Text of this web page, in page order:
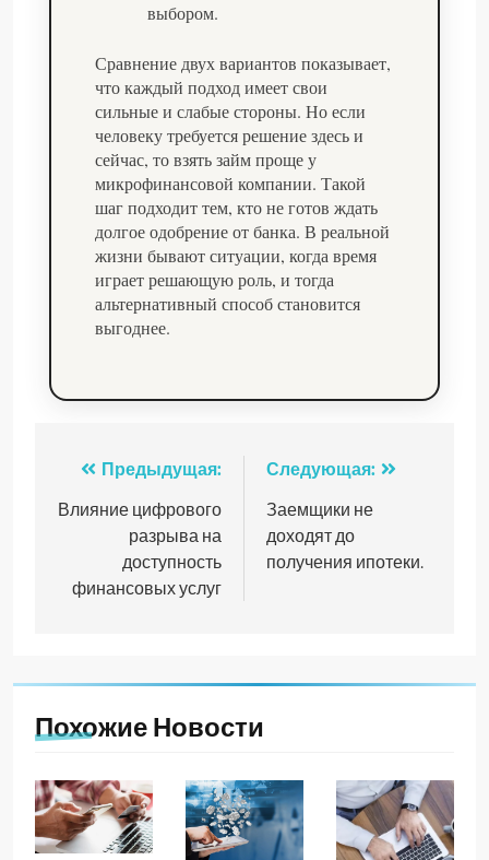
выбором.
Сравнение двух вариантов показывает,
что каждый подход имеет свои
сильные и слабые стороны. Но если
человеку требуется решение здесь и
сейчас, то взять займ проще у
микрофинансовой компании. Такой
шаг подходит тем, кто не готов ждать
долгое одобрение от банка. В реальной
жизни бывают ситуации, когда время
играет решающую роль, и тогда
альтернативный способ становится
выгоднее.
Навигация
по
записям
Предыдущая:
Влияние цифрового
разрыва на
доступность
финансовых услуг
Следующая:
Заемщики не
доходят до
получения ипотеки.
Похожие Новости